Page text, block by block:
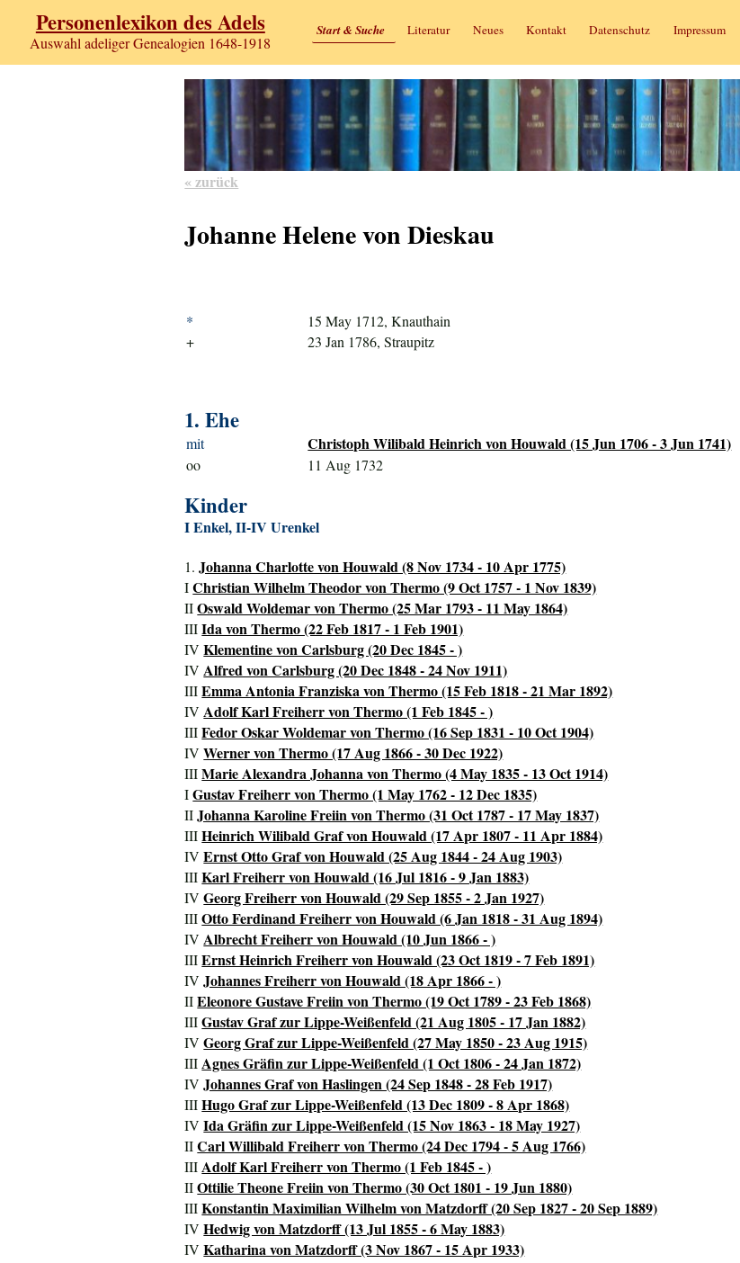
Personenlexikon des Adels
Auswahl adeliger Genealogien 1648-1918
Start & Suche Literatur Neues Kontakt Datenschutz Impressum
« zurück
Johanne Helene von Dieskau
*
15 May 1712, Knauthain
+
23 Jan 1786, Straupitz
1. Ehe
mit Christoph Wilibald Heinrich von Houwald (15 Jun 1706 - 3 Jun 1741)
oo 11 Aug 1732
Kinder
I Enkel, II-IV Urenkel
1.Johanna Charlotte von Houwald (8 Nov 1734 - 10 Apr 1775)
IChristian Wilhelm Theodor von Thermo (9 Oct 1757 - 1 Nov 1839)
IIOswald Woldemar von Thermo (25 Mar 1793 - 11 May 1864)
IIIIda von Thermo (22 Feb 1817 - 1 Feb 1901)
IVKlementine von Carlsburg (20 Dec 1845 - )
IVAlfred von Carlsburg (20 Dec 1848 - 24 Nov 1911)
IIIEmma Antonia Franziska von Thermo (15 Feb 1818 - 21 Mar 1892)
IVAdolf Karl Freiherr von Thermo (1 Feb 1845 - )
IIIFedor Oskar Woldemar von Thermo (16 Sep 1831 - 10 Oct 1904)
IVWerner von Thermo (17 Aug 1866 - 30 Dec 1922)
IIIMarie Alexandra Johanna von Thermo (4 May 1835 - 13 Oct 1914)
IGustav Freiherr von Thermo (1 May 1762 - 12 Dec 1835)
IIJohanna Karoline Freiin von Thermo (31 Oct 1787 - 17 May 1837)
IIIHeinrich Wilibald Graf von Houwald (17 Apr 1807 - 11 Apr 1884)
IVErnst Otto Graf von Houwald (25 Aug 1844 - 24 Aug 1903)
IIIKarl Freiherr von Houwald (16 Jul 1816 - 9 Jan 1883)
IVGeorg Freiherr von Houwald (29 Sep 1855 - 2 Jan 1927)
IIIOtto Ferdinand Freiherr von Houwald (6 Jan 1818 - 31 Aug 1894)
IVAlbrecht Freiherr von Houwald (10 Jun 1866 - )
IIIErnst Heinrich Freiherr von Houwald (23 Oct 1819 - 7 Feb 1891)
IVJohannes Freiherr von Houwald (18 Apr 1866 - )
IIEleonore Gustave Freiin von Thermo (19 Oct 1789 - 23 Feb 1868)
IIIGustav Graf zur Lippe-Weißenfeld (21 Aug 1805 - 17 Jan 1882)
IVGeorg Graf zur Lippe-Weißenfeld (27 May 1850 - 23 Aug 1915)
IIIAgnes Gräfin zur Lippe-Weißenfeld (1 Oct 1806 - 24 Jan 1872)
IVJohannes Graf von Haslingen (24 Sep 1848 - 28 Feb 1917)
IIIHugo Graf zur Lippe-Weißenfeld (13 Dec 1809 - 8 Apr 1868)
IVIda Gräfin zur Lippe-Weißenfeld (15 Nov 1863 - 18 May 1927)
IICarl Willibald Freiherr von Thermo (24 Dec 1794 - 5 Aug 1766)
IIIAdolf Karl Freiherr von Thermo (1 Feb 1845 - )
IIOttilie Theone Freiin von Thermo (30 Oct 1801 - 19 Jun 1880)
IIIKonstantin Maximilian Wilhelm von Matzdorff (20 Sep 1827 - 20 Sep 1889)
IVHedwig von Matzdorff (13 Jul 1855 - 6 May 1883)
IVKatharina von Matzdorff (3 Nov 1867 - 15 Apr 1933)